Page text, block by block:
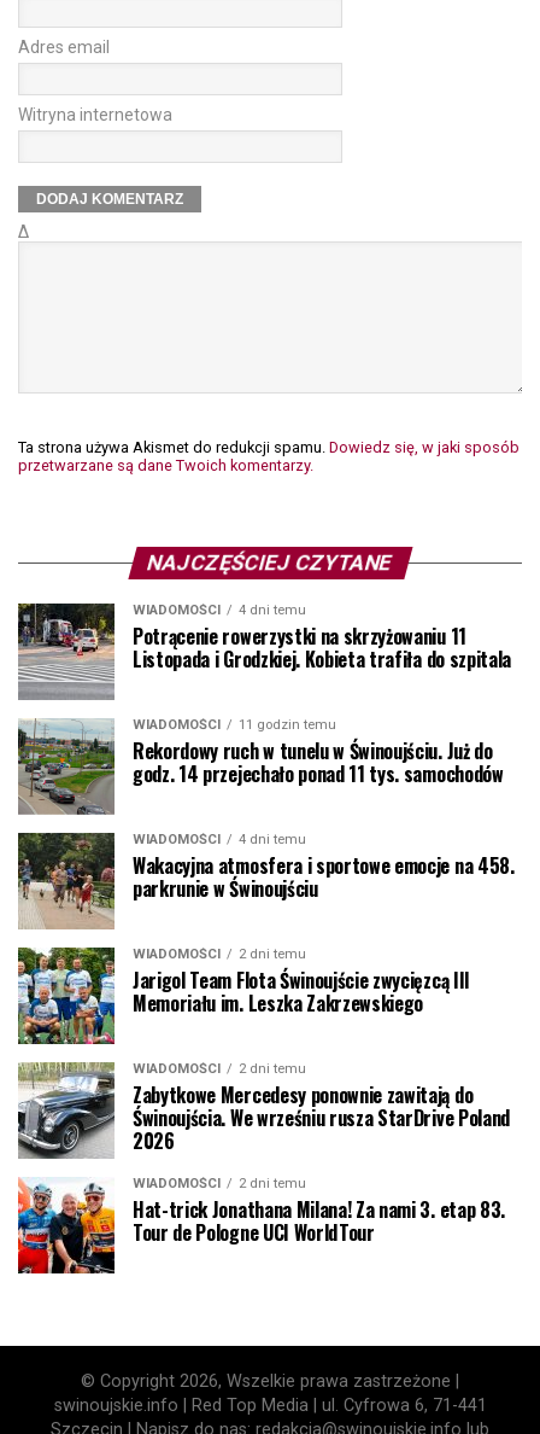
Adres email
Witryna internetowa
Δ
Ta strona używa Akismet do redukcji spamu. Dowiedz się, w jaki sposób
przetwarzane są dane Twoich komentarzy.
NAJCZĘŚCIEJ CZYTANE
WIADOMOŚCI 4 dni temu
Potrącenie rowerzystki na skrzyżowaniu 11
Listopada i Grodzkiej. Kobieta trafiła do szpitala
WIADOMOŚCI 11 godzin temu
Rekordowy ruch w tunelu w Świnoujściu. Już do
godz. 14 przejechało ponad 11 tys. samochodów
WIADOMOŚCI 4 dni temu
Wakacyjna atmosfera i sportowe emocje na 458.
parkrunie w Świnoujściu
WIADOMOŚCI 2 dni temu
Jarigol Team Flota Świnoujście zwycięzcą III
Memoriału im. Leszka Zakrzewskiego
WIADOMOŚCI 2 dni temu
Zabytkowe Mercedesy ponownie zawitają do
Świnoujścia. We wrześniu rusza StarDrive Poland
2026
WIADOMOŚCI 2 dni temu
Hat-trick Jonathana Milana! Za nami 3. etap 83.
Tour de Pologne UCI WorldTour
© Copyright 2026, Wszelkie prawa zastrzeżone |
swinoujskie.info | Red Top Media | ul. Cyfrowa 6, 71-441
Szczecin | Napisz do nas: redakcja@swinoujskie.info lub